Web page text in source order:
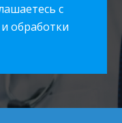
с
обработки